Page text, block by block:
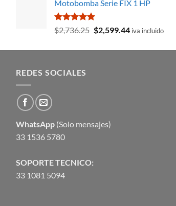
original
era:
$261.97.
actual
$235.87.
Motobomba Serie FIX 1 HP
Valorado
con
$2,736.25 El
original
$2,599.44El
actual
iva incluido
REDES SOCIALES
WhatsApp (Solo mensajes)
33 1536 5780
SOPORTE TECNICO:
33 1081 5094